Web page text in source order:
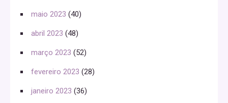
maio 2023 (40)
abril 2023 (48)
março 2023 (52)
fevereiro 2023 (28)
janeiro 2023 (36)